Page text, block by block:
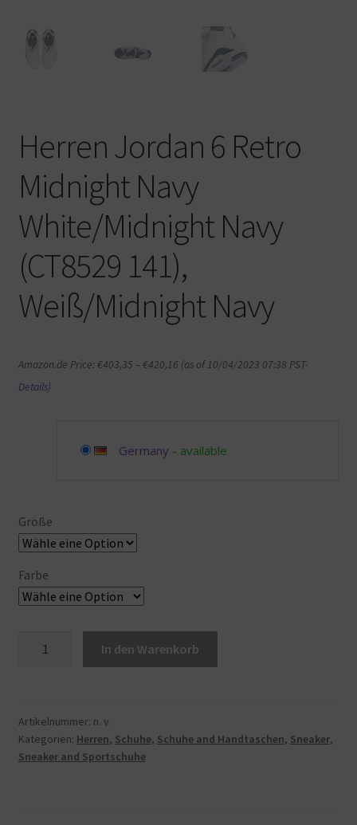
Herren Jordan 6 Retro
Midnight Navy
White/Midnight Navy
(CT8529 141),
Weiß/Midnight Navy
Amazon.de Price: €403,35 – €420,16 (as of 10/04/2023 07:38 PST-
Details)
Germany - available
Größe
Farbe
Midnight
Navy
White/Midnight
In den Warenkorb
Artikelnummer: n. v.
Kategorien: Herren, Schuhe, Schuhe and Handtaschen, Sneaker,
Sneaker and Sportschuhe